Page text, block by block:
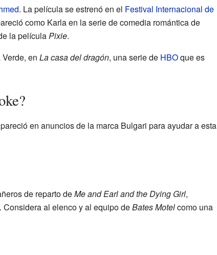
. La película se estrenó en el Festival Internacional de
como Karla en la serie de comedia romántica de
la películaPixie.
en La casa del dragón, una serie de HBOque es
en anuncios de la marca Bulgari para ayudar a esta
de reparto deMe and Earl and the Dying Girl,
Considera al elenco y al equipo deBates Motelcomo una